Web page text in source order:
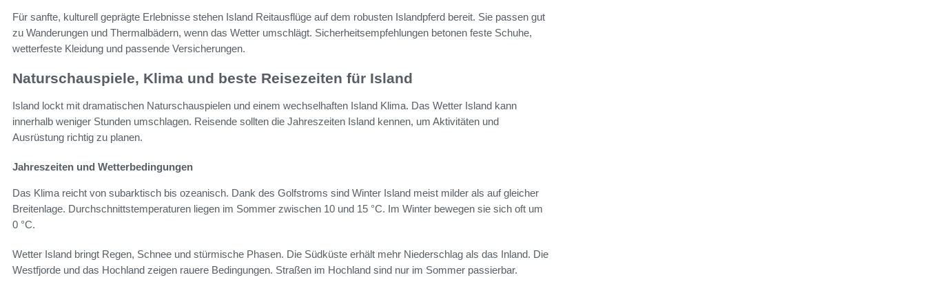
Für sanfte, kulturell geprägte Erlebnisse stehen Island Reitausflüge auf dem robusten Islandpferd bereit. Sie passen gut
zu Wanderungen und Thermalbädern, wenn das Wetter umschlägt. Sicherheitsempfehlungen betonen feste Schuhe,
wetterfeste Kleidung und passende Versicherungen.
Naturschauspiele, Klima und beste Reisezeiten für Island
Island lockt mit dramatischen Naturschauspielen und einem wechselhaften Island Klima. Das Wetter Island kann
innerhalb weniger Stunden umschlagen. Reisende sollten die Jahreszeiten Island kennen, um Aktivitäten und
Ausrüstung richtig zu planen.
Jahreszeiten und Wetterbedingungen
Das Klima reicht von subarktisch bis ozeanisch. Dank des Golfstroms sind Winter Island meist milder als auf gleicher
Breitenlage. Durchschnittstemperaturen liegen im Sommer zwischen 10 und 15 °C. Im Winter bewegen sie sich oft um
0 °C.
Wetter Island bringt Regen, Schnee und stürmische Phasen. Die Südküste erhält mehr Niederschlag als das Inland. Die
Westfjorde und das Hochland zeigen rauere Bedingungen. Straßen im Hochland sind nur im Sommer passierbar.